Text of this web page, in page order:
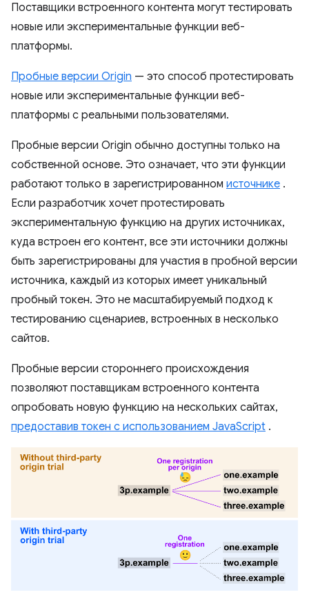
Поставщики встроенного контента могут тестировать
новые или экспериментальные функции веб-
платформы.
Пробные версии Origin — это способ протестировать
новые или экспериментальные функции веб-
платформы с реальными пользователями.
Пробные версии Origin обычно доступны только на
собственной основе. Это означает, что эти функции
работают только в зарегистрированном источнике .
Если разработчик хочет протестировать
экспериментальную функцию на других источниках,
куда встроен его контент, все эти источники должны
быть зарегистрированы для участия в пробной версии
источника, каждый из которых имеет уникальный
пробный токен. Это не масштабируемый подход к
тестированию сценариев, встроенных в несколько
сайтов.
Пробные версии стороннего происхождения
позволяют поставщикам встроенного контента
опробовать новую функцию на нескольких сайтах,
предоставив токен с использованием JavaScript .